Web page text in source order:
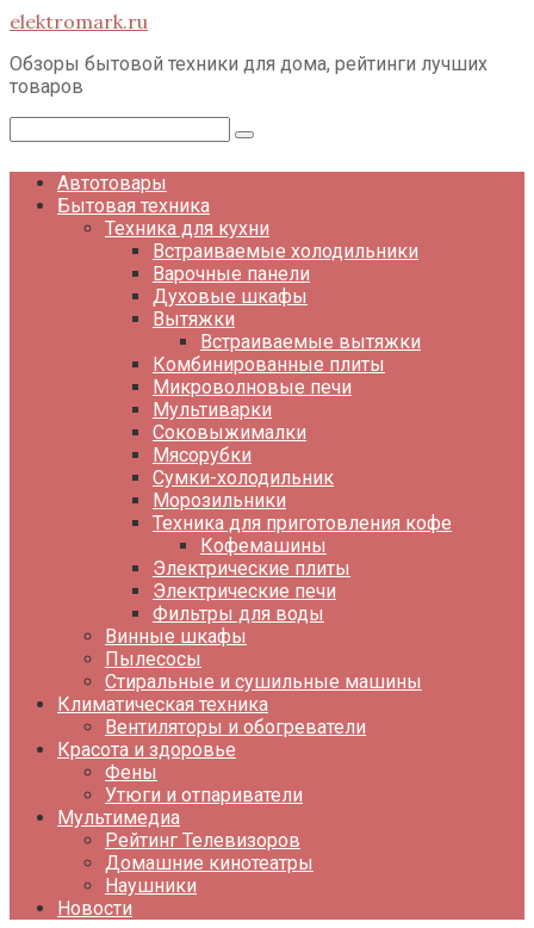
Перейти
контенту
elektromark.ru
Обзоры бытовой техники для дома, рейтинги лучших
товаров
Автотовары
Бытовая техника
Техника для кухни
Встраиваемые холодильники
Варочные панели
Духовые шкафы
Вытяжки
Встраиваемые вытяжки
Комбинированные плиты
Микроволновые печи
Мультиварки
Соковыжималки
Мясорубки
Сумки-холодильник
Морозильники
Техника для приготовления кофе
Кофемашины
Электрические плиты
Электрические печи
Фильтры для воды
Винные шкафы
Пылесосы
Стиральные и сушильные машины
Климатическая техника
Вентиляторы и обогреватели
Красота и здоровье
Фены
Утюги и отпариватели
Мультимедиа
Рейтинг Телевизоров
Домашние кинотеатры
Наушники
Новости